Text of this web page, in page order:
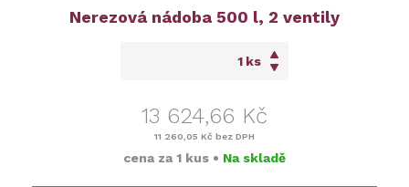
Nerezová nádoba 500 l, 2 ventily
ks
13 624,66 Kč
11 260,05 Kč bez DPH
cena za 1 kus • Na skladě